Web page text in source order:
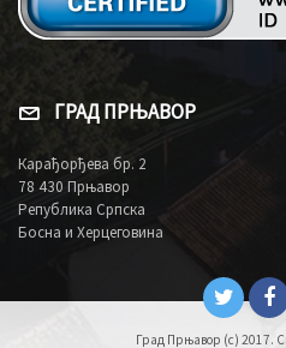
ГРАД ПРЊАВОР
Карађорђева бр. 2
78 430 Прњавор
Република Српска
Босна и Херцеговина
Град Прњавор (c) 2017.